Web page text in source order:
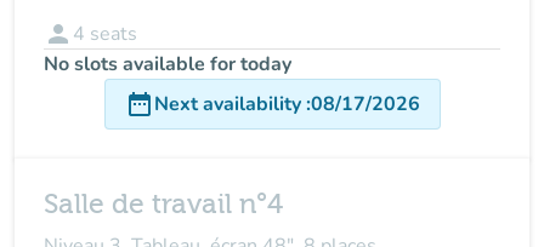
person 4 seats
No slots available for today
date_rangeNext availability:08/17/2026
Salle de travail n°4